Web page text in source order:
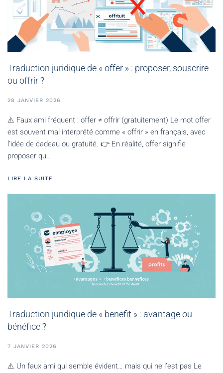
Traduction juridique de « offer » : proposer, souscrire
ou offrir ?
28 JANVIER 2026
⚠️ Faux ami fréquent : offer ≠ offrir (gratuitement) Le mot offer
est souvent mal interprété comme « offrir » en français, avec
l’idée de cadeau ou gratuité. 👉 En réalité, offer signifie
proposer qu…
LIRE LA SUITE
Traduction juridique de « benefit » : avantage ou
bénéfice ?
7 JANVIER 2026
⚠️ Un faux ami qui semble évident… mais qui ne l’est pas Le